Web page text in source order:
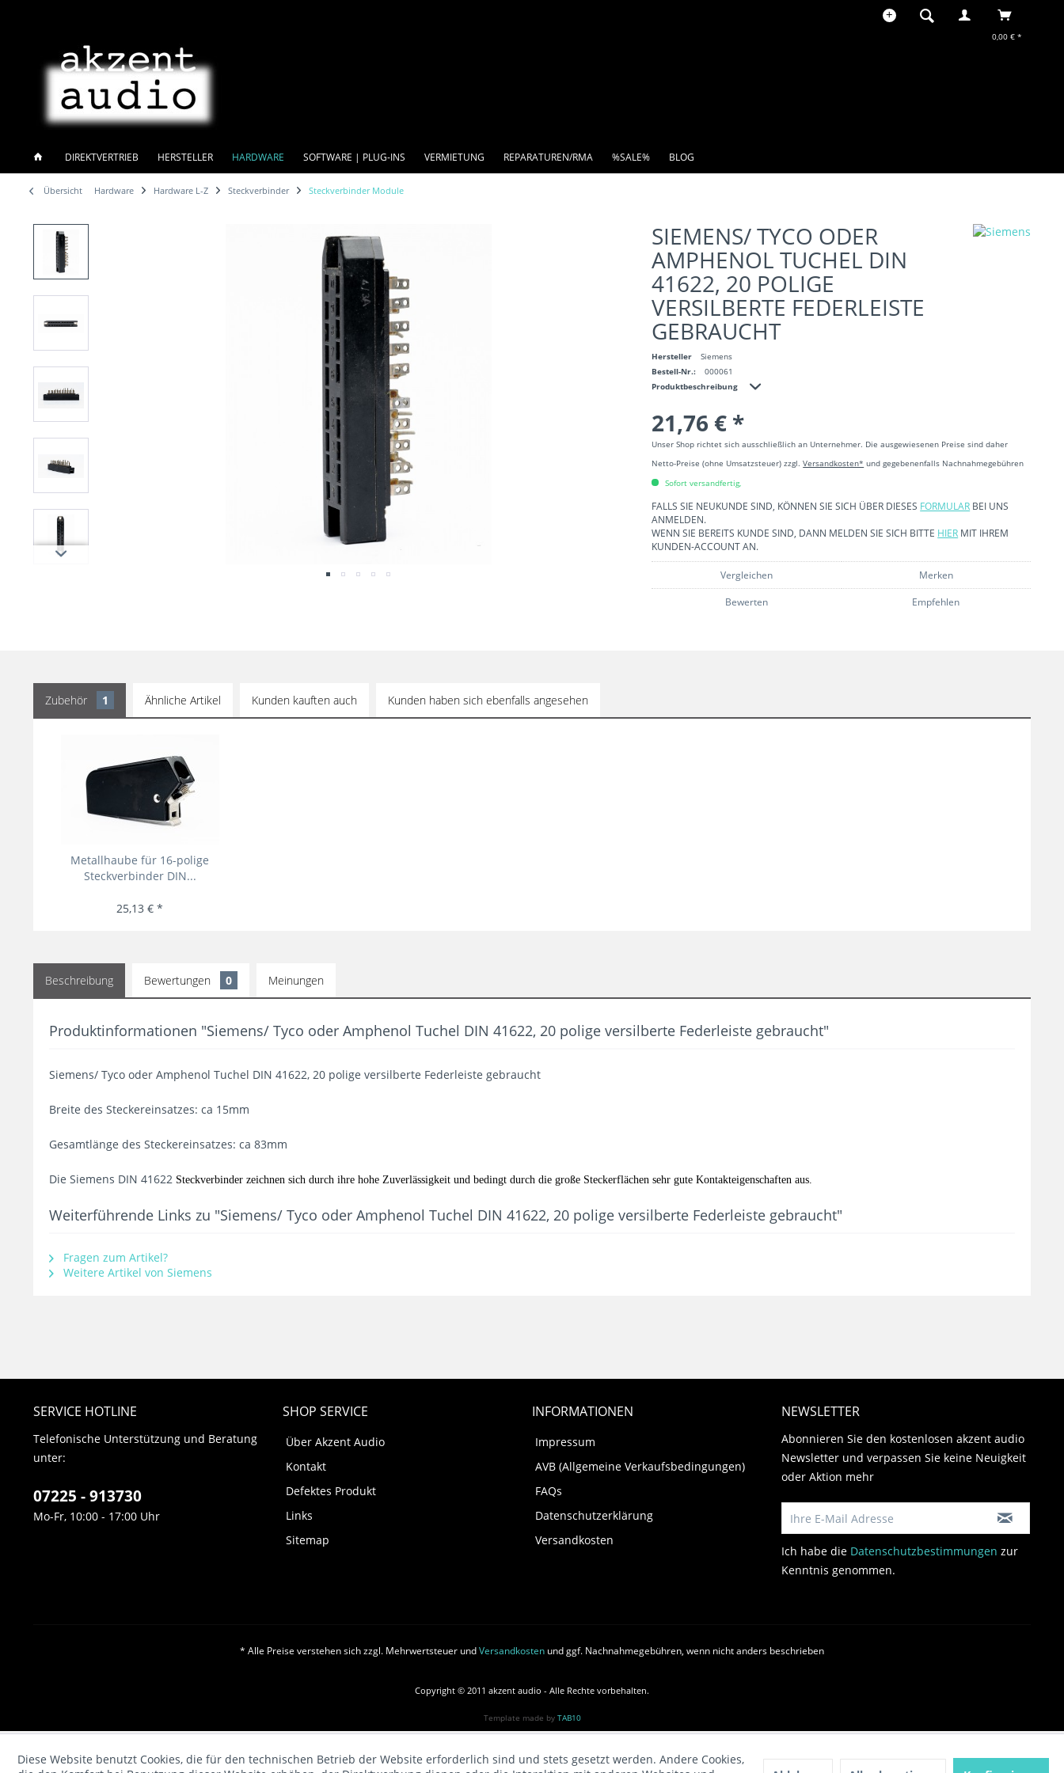
0,00 € *
DIREKTVERTRIEB HERSTELLER HARDWARE SOFTWARE | PLUG-INS VERMIETUNG REPARATUREN/RMA %SALE% BLOG
Übersicht Hardware Hardware L-Z Steckverbinder Steckverbinder Module
SIEMENS/ TYCO ODER
AMPHENOL TUCHEL DIN
41622, 20 POLIGE
VERSILBERTE FEDERLEISTE
GEBRAUCHT
Hersteller
Siemens
Bestell-Nr.:
000061
Produktbeschreibung
21,76 € *
Unser Shop richtet sich ausschließlich an Unternehmer. Die ausgewiesenen Preise sind daher
Netto-Preise (ohne Umsatzsteuer) zzgl.Versandkosten* und gegebenenfalls Nachnahmegebühren
Sofort versandfertig,
FALLS SIE NEUKUNDE SIND, KÖNNEN SIE SICH ÜBER DIESES FORMULAR BEI UNS
ANMELDEN.
WENN SIE BEREITS KUNDE SIND, DANN MELDEN SIE SICH BITTE HIER MIT IHREM
KUNDEN-ACCOUNT AN.
Vergleichen
Merken
Bewerten
Empfehlen
Zubehör 1 Ähnliche Artikel Kunden kauften auch Kunden haben sich ebenfalls angesehen
Metallhaube für 16-polige
Steckverbinder DIN...
25,13 € *
Beschreibung Bewertungen 0 Meinungen
Produktinformationen "Siemens/ Tyco oder Amphenol Tuchel DIN 41622, 20 polige versilberte Federleiste gebraucht"
Siemens/ Tyco oder Amphenol Tuchel DIN 41622, 20 polige versilberte Federleiste gebraucht
Breite des Steckereinsatzes: ca 15mm
Gesamtlänge des Steckereinsatzes: ca 83mm
Die Siemens DIN 41622 Steckverbinder zeichnen sich durch ihre hohe Zuverlässigkeit und bedingt durch die große Steckerflächen sehr gute Kontakteigenschaften aus.
Weiterführende Links zu "Siemens/ Tyco oder Amphenol Tuchel DIN 41622, 20 polige versilberte Federleiste gebraucht"
Fragen zum Artikel?
Weitere Artikel von Siemens
SERVICE HOTLINE
Telefonische Unterstützung und Beratung
unter:
07225 - 913730
Mo-Fr, 10:00 - 17:00 Uhr
SHOP SERVICE
Über Akzent Audio
Kontakt
Defektes Produkt
Links
Sitemap
INFORMATIONEN
Impressum
AVB (Allgemeine Verkaufsbedingungen)
FAQs
Datenschutzerklärung
Versandkosten
NEWSLETTER
Abonnieren Sie den kostenlosen akzent audio
Newsletter und verpassen Sie keine Neuigkeit
oder Aktion mehr
Ich habe die Datenschutzbestimmungen zur
Kenntnis genommen.
* Alle Preise verstehen sich zzgl. Mehrwertsteuer undVersandkosten und ggf. Nachnahmegebühren, wenn nicht anders beschrieben
Copyright © 2011 akzent audio - Alle Rechte vorbehalten.
Template made by TAB10
Diese Website benutzt Cookies, die für den technischen Betrieb der Website erforderlich sind und stets gesetzt werden. Andere Cookies,